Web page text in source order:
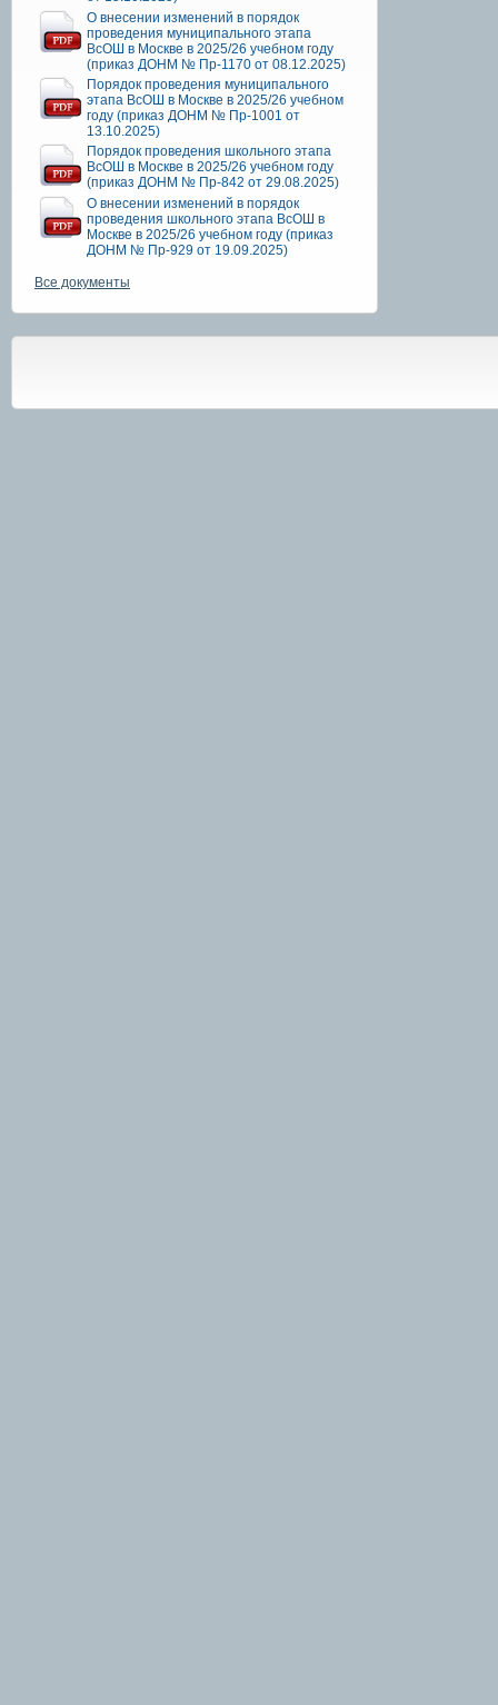
О внесении изменений в порядок
проведения муниципального этапа
ВсОШ в Москве в 2025/26 учебном году
(приказ ДОНМ № Пр-1170 от 08.12.2025)
Порядок проведения муниципального
этапа ВсОШ в Москве в 2025/26 учебном
году (приказ ДОНМ № Пр-1001 от
13.10.2025)
Порядок проведения школьного этапа
ВсОШ в Москве в 2025/26 учебном году
(приказ ДОНМ № Пр-842 от 29.08.2025)
О внесении изменений в порядок
проведения школьного этапа ВсОШ в
Москве в 2025/26 учебном году (приказ
ДОНМ № Пр-929 от 19.09.2025)
Все документы